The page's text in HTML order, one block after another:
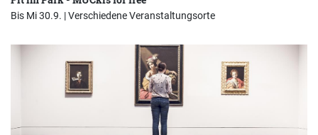
Bis Mi 30.9. |Verschiedene Veranstaltungsorte